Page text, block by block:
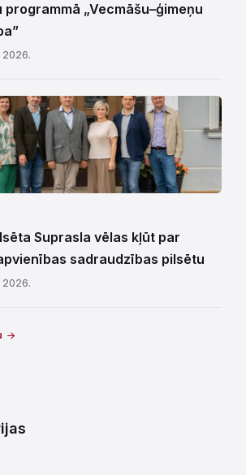
programmā „Vecmāšu–ģimeņu
Suprasla vēlas kļūt par
sadraudzības pilsētu